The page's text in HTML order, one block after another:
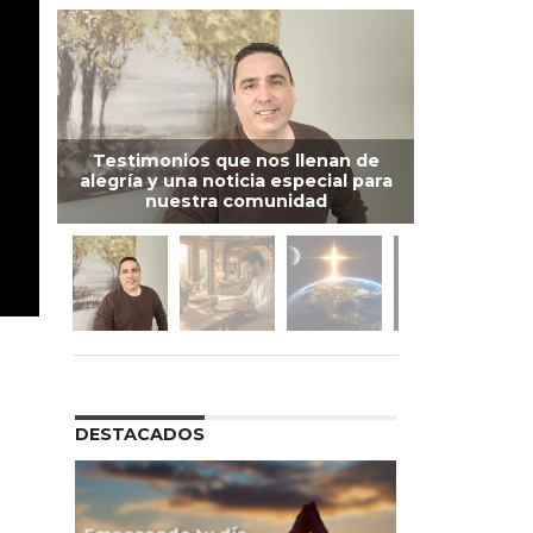
Testimonios que nos llenan de
alegría y una noticia especial para
nuestra comunidad
DESTACADOS